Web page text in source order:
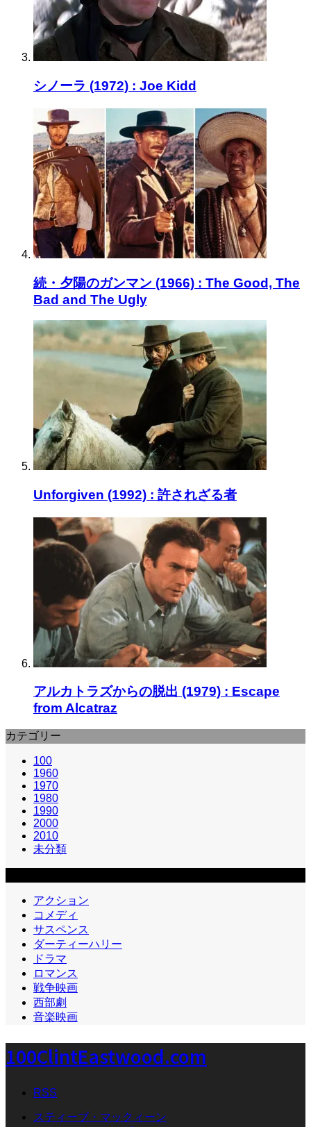
シノーラ (1972) : Joe Kidd
続・夕陽のガンマン (1966) : The Good, The
Bad and The Ugly
Unforgiven (1992) : 許されざる者
アルカトラズからの脱出 (1979) : Escape
from Alcatraz
カテゴリー
100
1960
1970
1980
1990
2000
2010
未分類
アクション
コメディ
サスペンス
ダーティーハリー
ドラマ
ロマンス
戦争映画
西部劇
音楽映画
100ClintEastwood.com
RSS
スティーブ・マックィーン